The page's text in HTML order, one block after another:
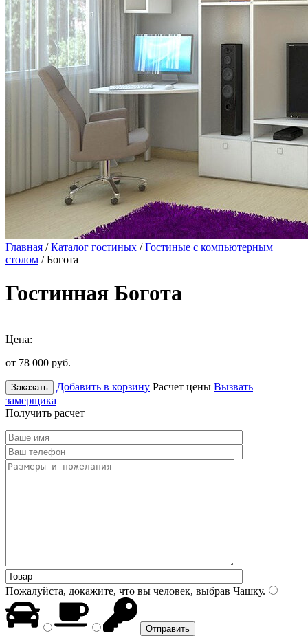
Главная /Каталог гостиных /Гостиные с компьютерным
столом / Богота
Гостинная Богота
Цена:
от 78 000 руб.
Заказать Добавить в корзину Расчет цены Вызвать
замерщика
Получить расчет
Пожалуйста, докажите, что вы человек, выбрав Чашку.